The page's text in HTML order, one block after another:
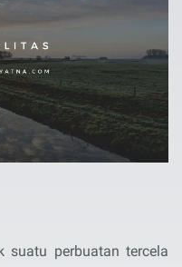
suatu perbuatan tercela